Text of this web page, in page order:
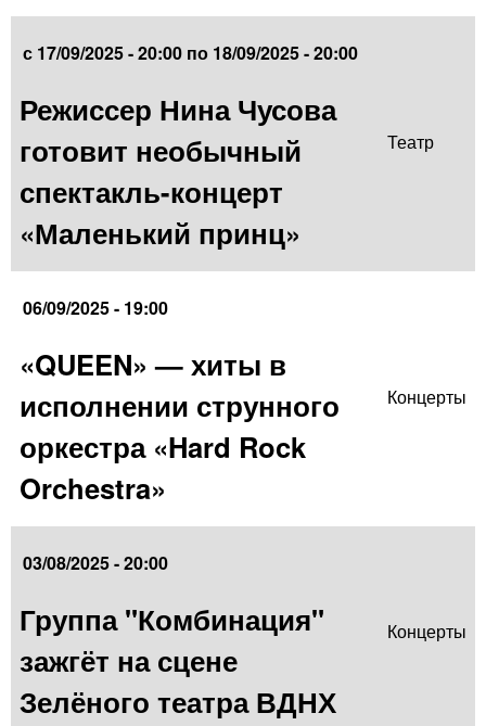
с 17/09/2025 - 20:00 по 18/09/2025 - 20:00
Режиссер Нина Чусова
готовит необычный
спектакль-концерт
«Маленький принц»
Театр
06/09/2025 - 19:00
«QUEEN» — хиты в
исполнении струнного
оркестра «Hard Rock
Orchestra»
Концерты
03/08/2025 - 20:00
Группа "Комбинация"
зажгёт на сцене
Зелёного театра ВДНХ
Концерты